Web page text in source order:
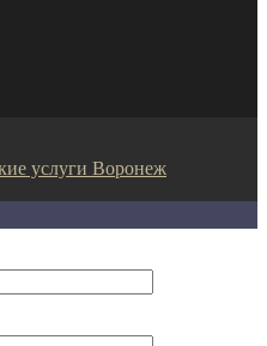
услуги Воронеж